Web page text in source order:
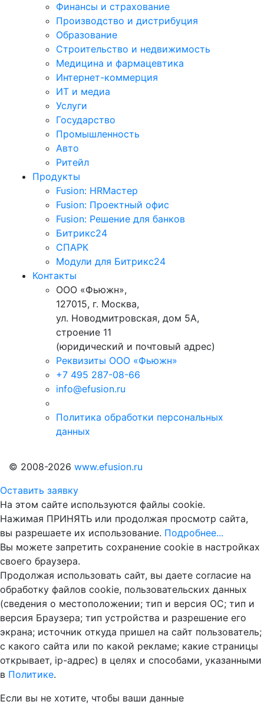
Финансы и страхование
Производство и дистрибуция
Образование
Строительство и недвижимость
Медицина и фармацевтика
Интернет-коммерция
ИТ и медиа
Услуги
Государство
Промышленность
Авто
Ритейл
Продукты
Fusion: HRМастер
Fusion: Проектный офис
Fusion: Решение для банков
Битрикс24
СПАРК
Модули для Битрикс24
Контакты
ООО «Фьюжн»,
127015, г. Москва,
ул. Новодмитровская, дом 5А,
строение 11
(юридический и почтовый адрес)
Реквизиты ООО «Фьюжн»
+7 495 287-08-66
info@efusion.ru
Политика обработки персональных
данных
© 2008-2026 www.efusion.ru
Оставить заявку
На этом сайте используются файлы cookie.
Нажимая ПРИНЯТЬ или продолжая просмотр сайта,
вы разрешаете их использование. Подробнее...
Вы можете запретить сохранение cookie в настройках
своего браузера.
Продолжая использовать сайт, вы даете согласие на
обработку файлов cookie, пользовательских данных
(сведения о местоположении; тип и версия ОС; тип и
версия Браузера; тип устройства и разрешение его
экрана; источник откуда пришел на сайт пользователь;
с какого сайта или по какой рекламе; какие страницы
открывает, ip-адрес) в целях и способами, указанными
в Политике.
Если вы не хотите, чтобы ваши данные